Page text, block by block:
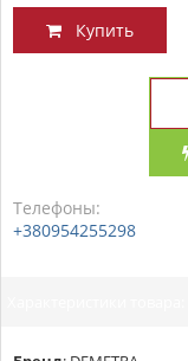
Купить
Телефоны:
+380954255298